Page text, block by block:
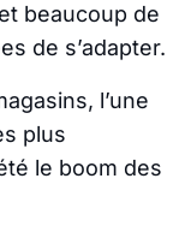
beaucoup de
de s’adapter.
l’une
plus
le boom des